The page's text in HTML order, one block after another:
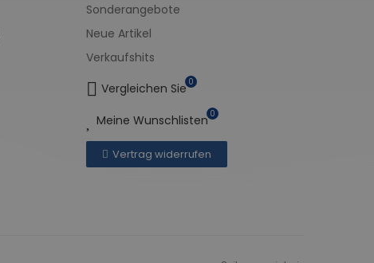
Sonderangebote
Neue Artikel
Verkaufshits
Vergleichen Sie0
Meine Wunschlisten0
Vertrag widerrufen